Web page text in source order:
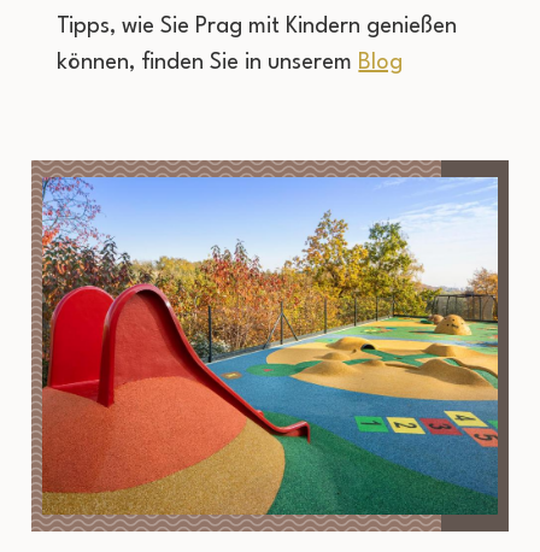
Tipps, wie Sie Prag mit Kindern genießen
können, finden Sie in unserem Blog